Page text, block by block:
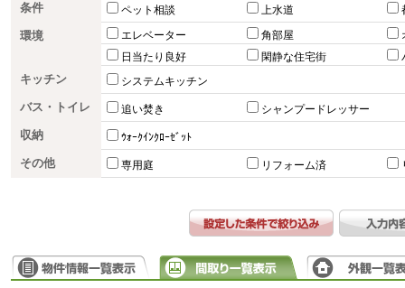
条件 ペット相談 上水道
環境 エレベーター 角部屋
日当たり良好
閑静な住宅街
キッチン システムキッチン
バス・トイレ 追い焚き シャンプードレッサー
収納 ｳｫｰｸｲﾝｸﾛｰｾﾞｯﾄ
その他 専用庭 リフォーム済